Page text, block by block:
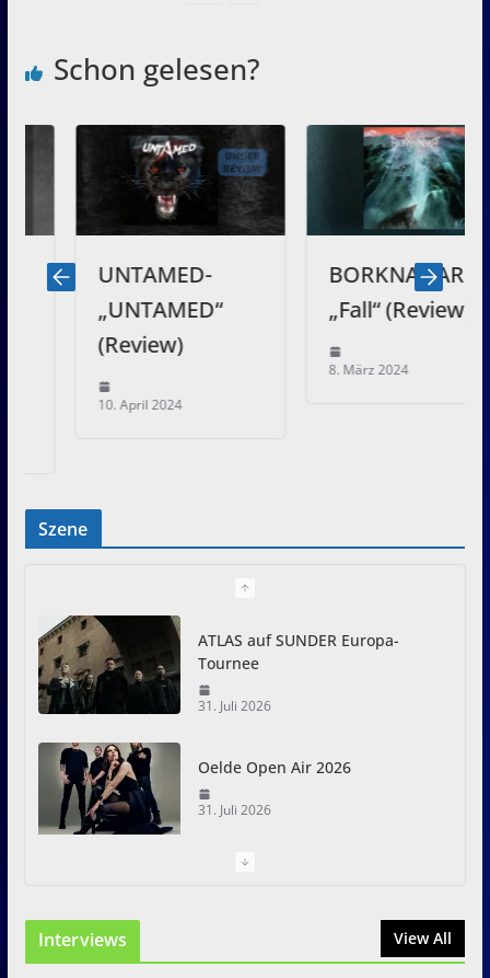
Schon gelesen?
UNTAMED-
„UNTAMED“
(Review)
10. April 2024
BORKNAGAR –
„Fall“ (Review)
8. März 2024
Szene
ATLAS auf SUNDER Europa-
Tournee
31. Juli 2026
Oelde Open Air 2026
31. Juli 2026
I Prevail – Violent Nature
Interviews View All